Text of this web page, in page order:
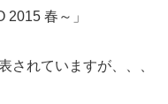
2015 春～」
されていますが、、、